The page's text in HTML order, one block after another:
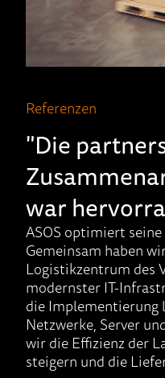
Referenzen
"Die
war
ASOS optimiert
Gemeinsam haben
Logistikzentrum des
modernster IT-
die Implementierung
Netzwerke, Server
wir die Effizienz der
steigern und die